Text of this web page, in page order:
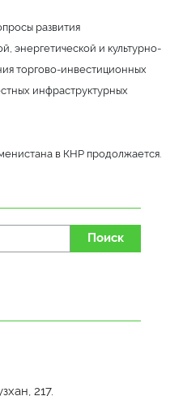
развития
энергетической и культурно-
торгово-инвестиционных
инфраструктурных
в КНР продолжается.
Поиск
217.